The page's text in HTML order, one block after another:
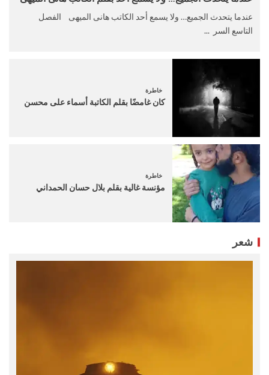
عندما يتحدث الجميع… ولا يسمع أحد الكاتب هانى الميهى الفصل
التاسع السر ...
خاطرة
كان غامضًا بقلم الكاتبة أسماء على محسن
خاطرة
مؤنسة غالية بقلم بلال حسان الحمداني
شعر